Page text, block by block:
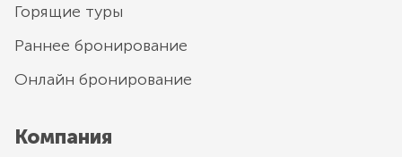
Горящие туры
Раннее бронирование
Онлайн бронирование
Компания